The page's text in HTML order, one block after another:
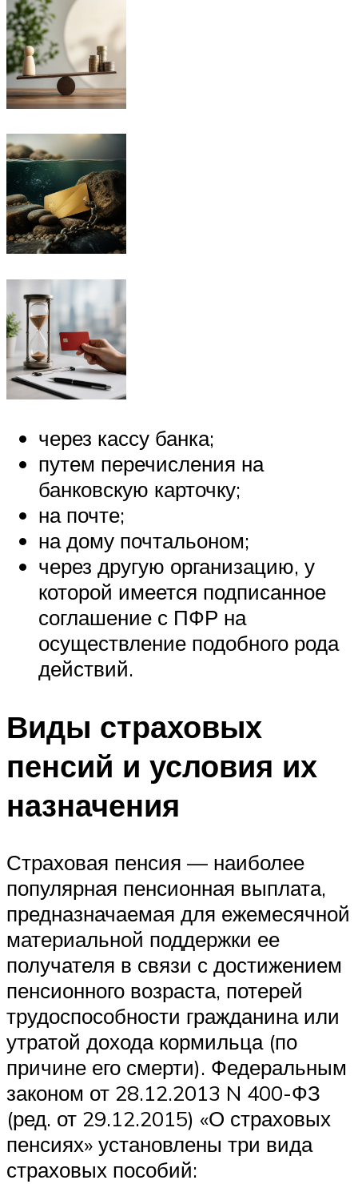
через кассу банка;
путем перечисления на
банковскую карточку;
на почте;
на дому почтальоном;
через другую организацию, у
которой имеется подписанное
соглашение с ПФР на
осуществление подобного рода
действий.
Виды страховых
пенсий и условия их
назначения
Страховая пенсия — наиболее
популярная пенсионная выплата,
предназначаемая для ежемесячной
материальной поддержки ее
получателя в связи с достижением
пенсионного возраста, потерей
трудоспособности гражданина или
утратой дохода кормильца (по
причине его смерти). Федеральным
законом от 28.12.2013 N 400-ФЗ
(ред. от 29.12.2015) «О страховых
пенсиях» установлены три вида
страховых пособий: